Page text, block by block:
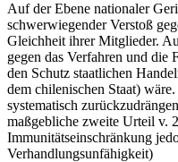
Auf der Ebene nationaler
schwerwiegender Verstoß
Gleichheit ihrer Mitglieder.
gegen das Verfahren und die
den Schutz staatlichen
dem chilenischen Staat)
systematisch
maßgebliche zweite Urteil v.
Immunitätseinschränkung
Verhandlungsunfähigkeit)